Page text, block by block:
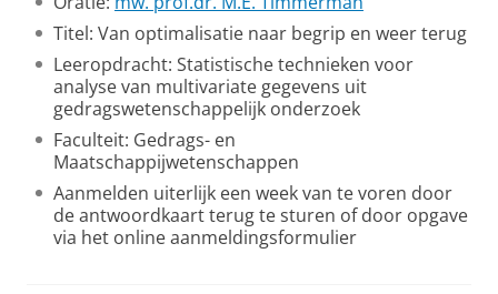
Titel: Van optimalisatie naar begrip en weer terug
Leeropdracht: Statistische technieken voor
analyse van multivariate gegevens uit
gedragswetenschappelijk onderzoek
Faculteit: Gedrags- en
Maatschappijwetenschappen
Aanmelden uiterlijk een week van te voren door
de antwoordkaart terug te sturen of door opgave
via het online aanmeldingsformulier